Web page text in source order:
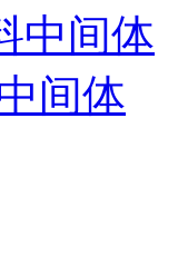
中间体
间体